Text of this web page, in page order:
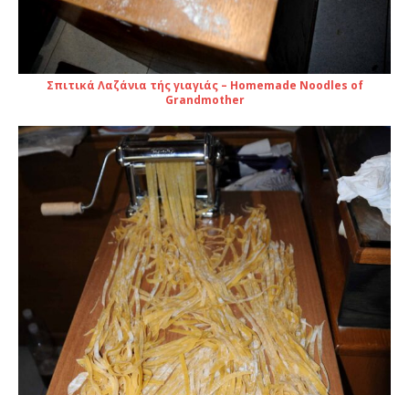
Σπιτικά Λαζάνια τής γιαγιάς – Homemade Noodles of
Grandmother